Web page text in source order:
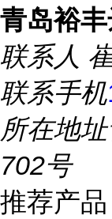
青岛裕
联系人
联系手机
所在地址
702号
推荐产品